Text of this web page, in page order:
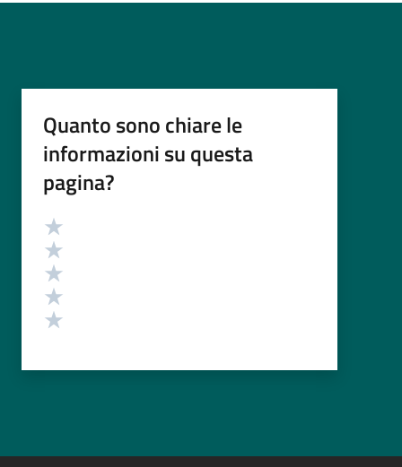
Quanto sono chiare le
informazioni su questa
pagina?
Valutazione